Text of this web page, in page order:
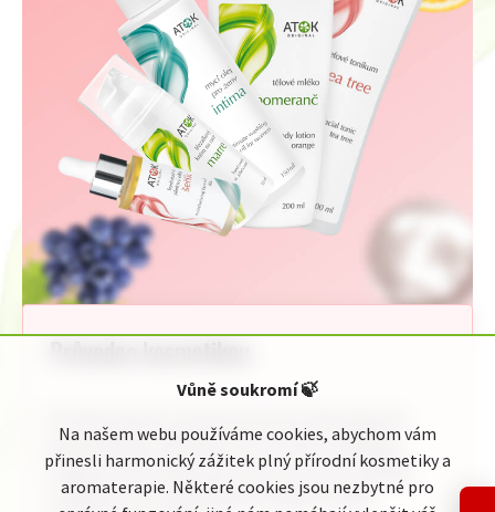
Vůně soukromí🍃
Na našem webu používáme cookies, abychom vám
přinesli harmonický zážitek plný přírodní kosmetiky a
aromaterapie. Některé cookies jsou nezbytné pro
jednoduchého průvodce kosmetickou nabídkou
Original ATOK. Naleznete zde celou naši nabídku
rozdělenou do přehledných kategorií podle